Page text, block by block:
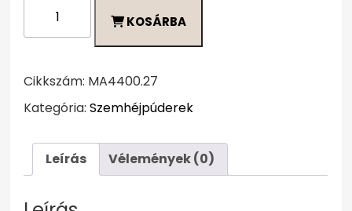
Matt
mennyiség
KOSÁRBA
Cikkszám: MA4400.27
Kategória:Szemhéjpúderek
Leírás Vélemények (0)